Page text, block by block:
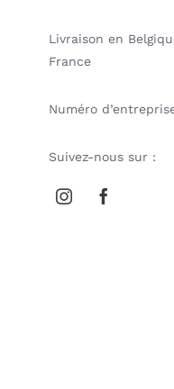
Livraison en
France
Numéro
Suivez-nous sur :